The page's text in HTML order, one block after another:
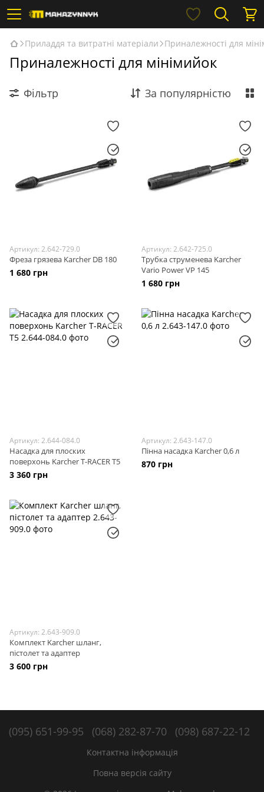
Приладдя та витратні матеріали Приналежності для
Приналежності для мінімийок
Фільтр За популярністю
Артикул: 2.642-729.0
Фреза грязева Karcher DB 180
1 680 грн
Артикул: 2.642-725.0
Трубка струменева Karcher
Vario Power VP 145
1 680 грн
Артикул: 2.644-084.0
Насадка для плоских
поверхонь Karcher T-RACER T5
3 360 грн
Артикул: 2.643-147.0
Пінна насадка Karcher 0,6 л
870 грн
Артикул: 2.643-909.0
Комплект Karcher шланг,
пістолет та адаптер
3 600 грн
(095) 651-99-95 (068) 282-87-70 (098) 687-22-12
Контактна інформація
Повна версія сайту